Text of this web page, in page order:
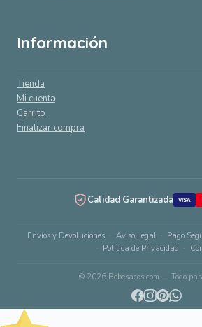
Información
Tienda
Mi cuenta
Carrito
Finalizar compra
Calidad Garantizada VISA
Envíos y Devoluciones Aviso Legal Pago
Política de Privacidad
© 2026 Bebesacos.com — Todo